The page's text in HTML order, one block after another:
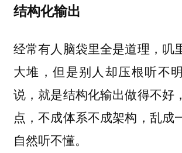
结构化输出
经常有人脑袋里全是道理，叽
大堆，但是别人却压根听不
说，就是结构化输出做得不好
点，不成体系不成架构，乱成
自然听不懂。